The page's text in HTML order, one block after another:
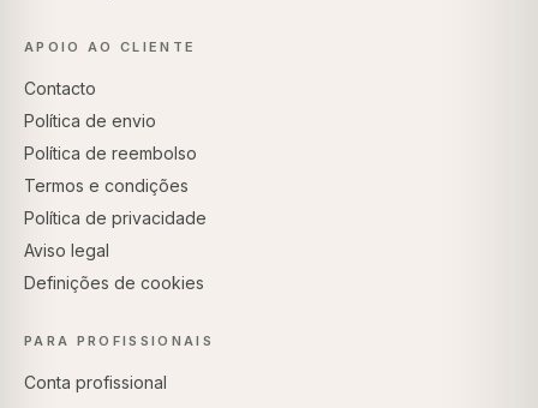
APOIO AO CLIENTE
Contacto
Política de envio
Política de reembolso
Termos e condições
Política de privacidade
Aviso legal
Definições de cookies
PARA PROFISSIONAIS
Conta profissional